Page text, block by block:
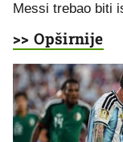
Messi trebao biti
>> Opširnije